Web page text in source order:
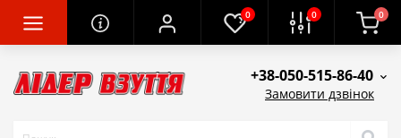
0 0 0
+38-050-515-86-40
Замовити дзвінок